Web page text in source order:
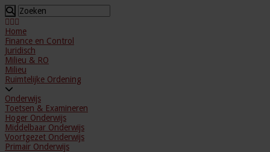
Home
Finance en Control
Juridisch
Milieu & RO
Milieu
Ruimtelijke Ordening
Onderwijs
Toetsen & Examineren
Hoger Onderwijs
Middelbaar Onderwijs
Voortgezet Onderwijs
Primair Onderwijs